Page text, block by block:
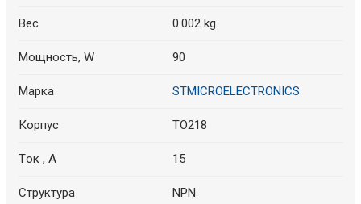
Вес 0.002 kg.
Мощность, W 90
Марка STMICROELECTRONICS
Корпус TO218
Tок , A 15
Структура NPN